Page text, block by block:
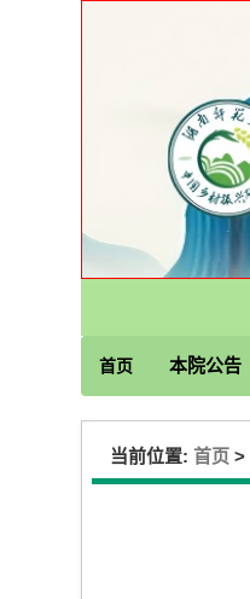
首页 本院公告
当前位置: 首页 >